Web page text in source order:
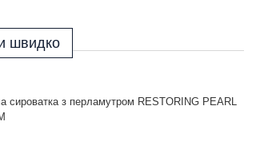
швидко
сироватка з перламутром RESTORING PEARL